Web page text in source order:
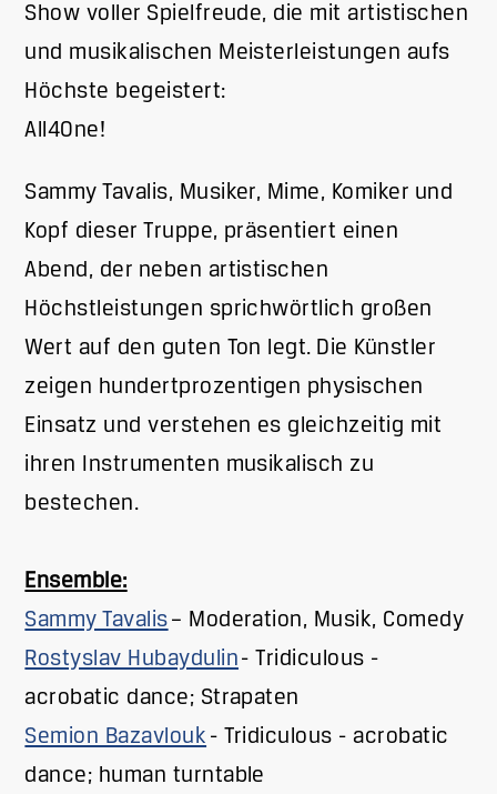
Show voller Spielfreude, die mit artistischen
und musikalischen Meisterleistungen aufs
Höchste begeistert:
All4One!
Sammy Tavalis, Musiker, Mime, Komiker und
Kopf dieser Truppe, präsentiert einen
Abend, der neben artistischen
Höchstleistungen sprichwörtlich großen
Wert auf den guten Ton legt. Die Künstler
zeigen hundertprozentigen physischen
Einsatz und verstehen es gleichzeitig mit
ihren Instrumenten musikalisch zu
bestechen.
Ensemble:
Sammy Tavalis– Moderation, Musik, Comedy
Rostyslav Hubaydulin- Tridiculous -
acrobatic dance; Strapaten
Semion Bazavlouk - Tridiculous - acrobatic
dance; human turntable